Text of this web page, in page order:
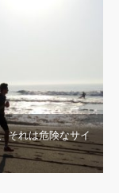
それは危険なサイ